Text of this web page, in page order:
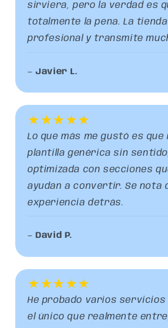
sirviera, pero la verdad es
totalmente la pena. La
profesional y transmite
—Javier L.
★★★★★
Lo que más me gustó es que
plantilla genérica sin
optimizada con secciones
ayudan a convertir. Se nota
experiencia detrás.
— David P.
★★★★★
He probado varios
el único que realmente